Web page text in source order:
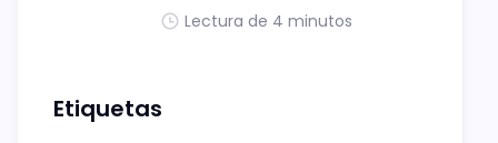
Lectura de 4 minutos
Etiquetas